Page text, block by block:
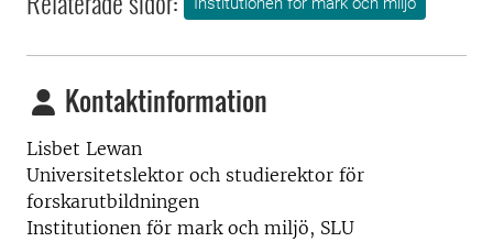
Kontaktinformation
Lisbet Lewan
Universitetslektor och studierektor för
forskarutbildningen
Institutionen för mark och miljö, SLU